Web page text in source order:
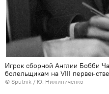
Игрок сборной Англии Бобби
болельщикам на VIII
© Sputnik / Ю. Нижиниченко